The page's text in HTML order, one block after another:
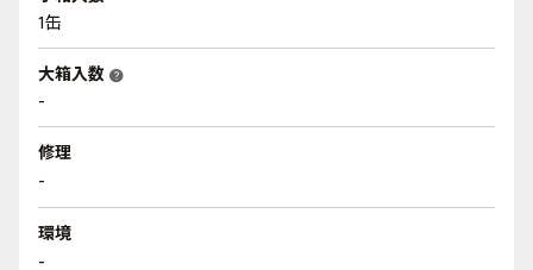
1缶
大箱入数 help
-
修理
-
環境
-